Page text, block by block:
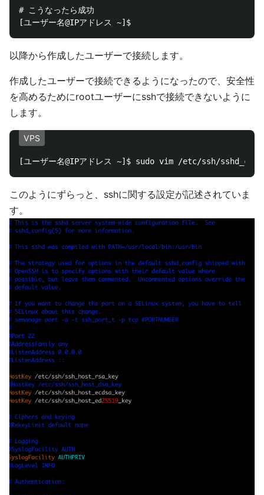
# こうなったら成功
以降から作成したユーザーで接続します。
作成したユーザーで接続できるようになったので、安全性
を高めるためにrootユーザーにsshで接続できないように
します。
VPS
このようにずらっと、sshに関する設定が記述されていま
す。